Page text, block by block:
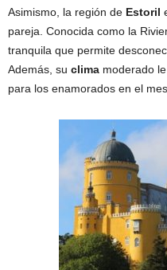
Asimismo, la región de Estoril
pareja. Conocida como la
tranquila que permite
Además, su clima moderado
para los enamorados en el